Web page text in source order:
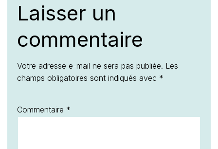
Laisser un
commentaire
Votre adresse e-mail ne sera pas publiée. Les
champs obligatoires sont indiqués avec *
Commentaire *